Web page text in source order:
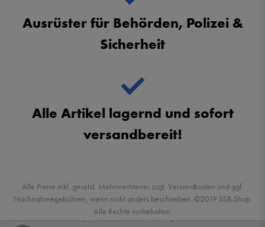
Ausrüster für Behörden, Polizei &
Sicherheit
Alle Artikel lagernd und sofort
versandbereit!
Alle Preise inkl. gesetzl. Mehrwertsteuer zzgl. Versandkosten und ggf.
Nachnahmegebühren, wenn nicht anders beschrieben. ©2019 SSB-Shop.
Alle Rechte vorbehalten.
Powered bycreateyourtemplate